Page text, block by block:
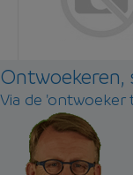
Via de